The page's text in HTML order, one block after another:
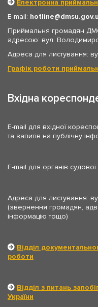
Електронна
E-mail: hotline
Приймальня громадян
адресою: вул.
Адреса для листування:
Графік роботи
Вхідна
E-mail для вхідної
та запитів на публічну
E-mail для органів
Адреса для листування:
(звернення громадян,
інформацію тощо)
Відділ
роботи
Відділ з питань
України